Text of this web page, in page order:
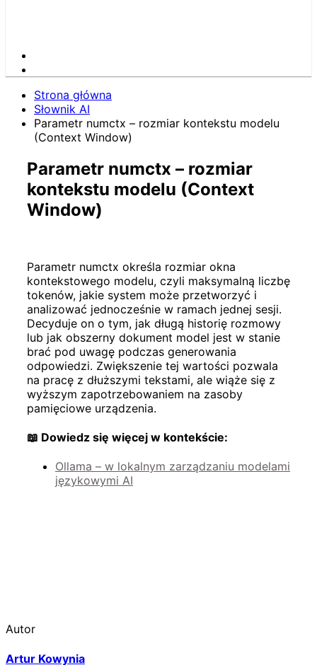
Strona główna
Słownik AI
Parametr numctx – rozmiar kontekstu modelu
(Context Window)
Parametr numctx – rozmiar
kontekstu modelu (Context
Window)
Parametr numctx określa rozmiar okna
kontekstowego modelu, czyli maksymalną liczbę
tokenów, jakie system może przetworzyć i
analizować jednocześnie w ramach jednej sesji.
Decyduje on o tym, jak długą historię rozmowy
lub jak obszerny dokument model jest w stanie
brać pod uwagę podczas generowania
odpowiedzi. Zwiększenie tej wartości pozwala
na pracę z dłuższymi tekstami, ale wiąże się z
wyższym zapotrzebowaniem na zasoby
pamięciowe urządzenia.
📖 Dowiedz się więcej w kontekście:
Ollama – w lokalnym zarządzaniu modelami
językowymi AI
Autor
Artur Kowynia